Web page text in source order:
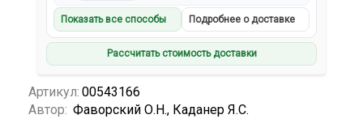
Показать все способы Подробнее о доставке
Рассчитать стоимость доставки
Артикул: 00543166
Автор: Фаворский О.Н., Каданер Я.С.